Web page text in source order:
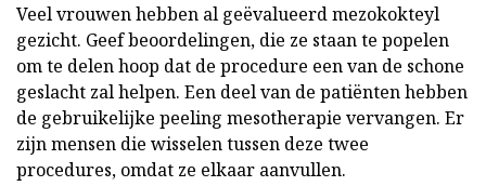
Veel vrouwen hebben al geëvalueerd mezokokteyl
gezicht. Geef beoordelingen, die ze staan te popelen
om te delen hoop dat de procedure een van de schone
geslacht zal helpen. Een deel van de patiënten hebben
de gebruikelijke peeling mesotherapie vervangen. Er
zijn mensen die wisselen tussen deze twee
procedures, omdat ze elkaar aanvullen.